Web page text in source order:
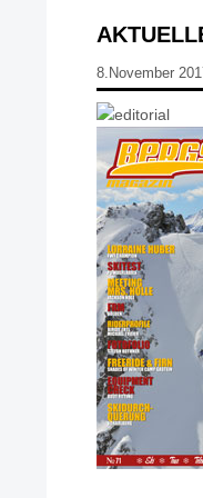
8.November